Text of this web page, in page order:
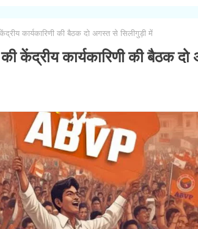
केंद्रीय कार्यकारिणी की बैठक दो अगस्त से सिलीगुड़ी में
की केंद्रीय कार्यकारिणी की बैठक